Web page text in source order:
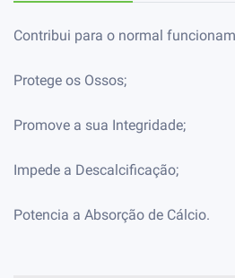
Contribui para o normal
Protege os Ossos;
Promove a sua Integridade;
Impede a Descalcificação;
Potencia a Absorção de Cálcio.